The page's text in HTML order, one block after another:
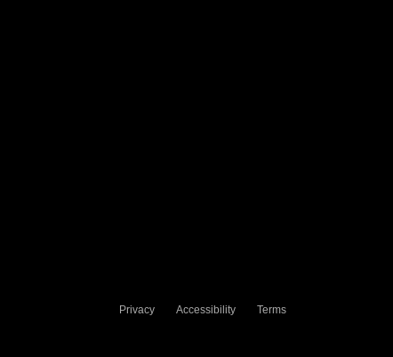
Privacy Accessibility Terms